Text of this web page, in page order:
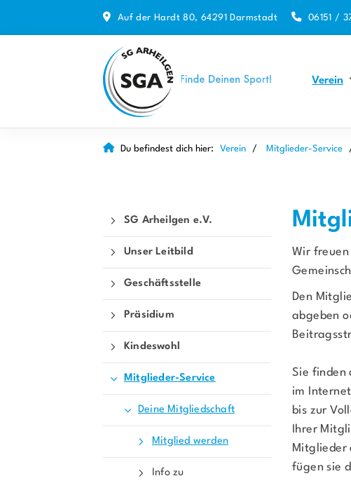
Auf der Hardt 80, 64291 Darmstadt 06151 /
Verein
Du befindest dich hier: Verein Mitglieder-Service
Wir freuen
Den
abgeben
Sie finden
im
bis zur
Ihrer
Mitglieder
fügen sie
SG Arheilgen e.V.
Unser Leitbild
Geschäftsstelle
Präsidium
Kindeswohl
Mitglieder-Service
Deine Mitgliedschaft
Mitglied werden
Info zu